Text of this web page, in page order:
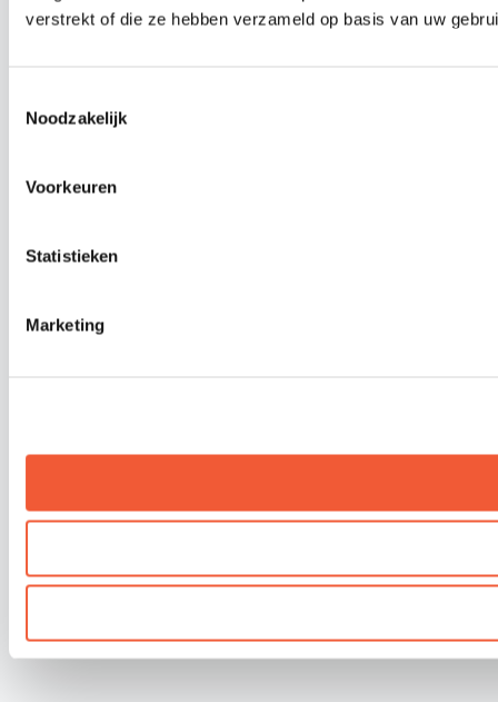
verstrekt of die ze hebben verzameld op basis van uw
Noodzakelijk
Voorkeuren
Statistieken
Marketing